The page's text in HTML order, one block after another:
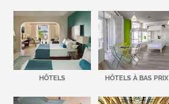
HÔTELS HÔTELS À BAS PRIX